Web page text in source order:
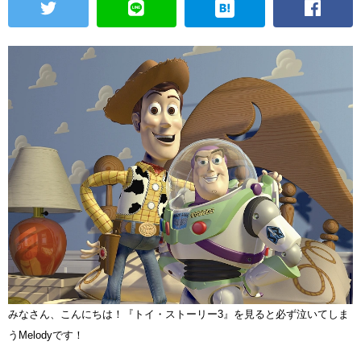
みなさん、こんにちは！『トイ・ストーリー3』を見ると必ず泣いてしま
うMelodyです！